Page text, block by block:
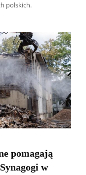
polskich.
pomagają
w